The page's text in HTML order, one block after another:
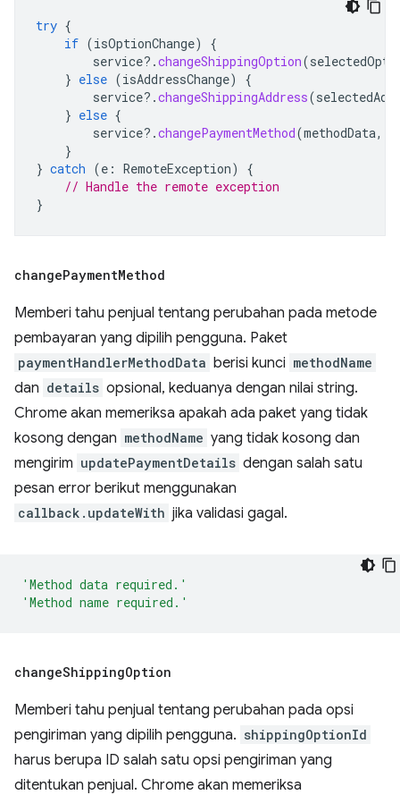
try {
if (isOptionChange)
{
service?.changeShippingOption(
} else (isAddressChange)
{
service?.changeShippingAddress(
} else {
service?.changePaymentMethod(methodData,
}
} catch (e : RemoteException)
{
// Handle the remote exception
}
changePaymentMethod
Memberi tahu penjual tentang perubahan pada metode
pembayaran yang dipilih pengguna. Paket
paymentHandlerMethodData berisi kunci methodName
dan details opsional, keduanya dengan nilai string.
Chrome akan memeriksa apakah ada paket yang tidak
kosong dengan methodName yang tidak kosong dan
mengirim updatePaymentDetails dengan salah satu
pesan error berikut menggunakan
callback.updateWith jika validasi gagal.
'Method data required.'
'Method name required.'
changeShippingOption
Memberi tahu penjual tentang perubahan pada opsi
pengiriman yang dipilih pengguna. shippingOptionId
harus berupa ID salah satu opsi pengiriman yang
ditentukan penjual. Chrome akan memeriksa